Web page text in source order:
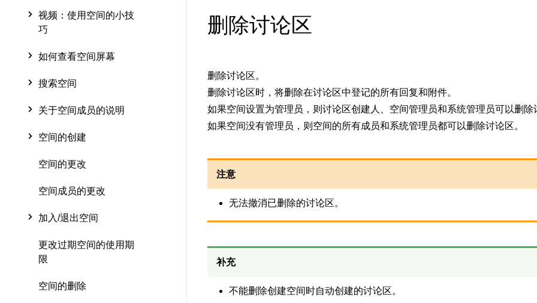
视频：使用空间的小技
巧
如何查看空间屏幕
搜索空间
关于空间成员的说明
空间的创建
空间的更改
空间成员的更改
加入/退出空间
更改过期空间的使用期
限
空间的删除
删除讨论区
删除讨论区。
删除讨论区时，将删除在讨论区中登记的所有回复和附件。
如果空间设置为管理员，则讨论区创建人、空间管理员和系统管理员可以删除
如果空间没有管理员，则空间的所有成员和系统管理员都可以删除讨论区。
注意
无法撤消已删除的讨论区。
补充
不能删除创建空间时自动创建的讨论区。